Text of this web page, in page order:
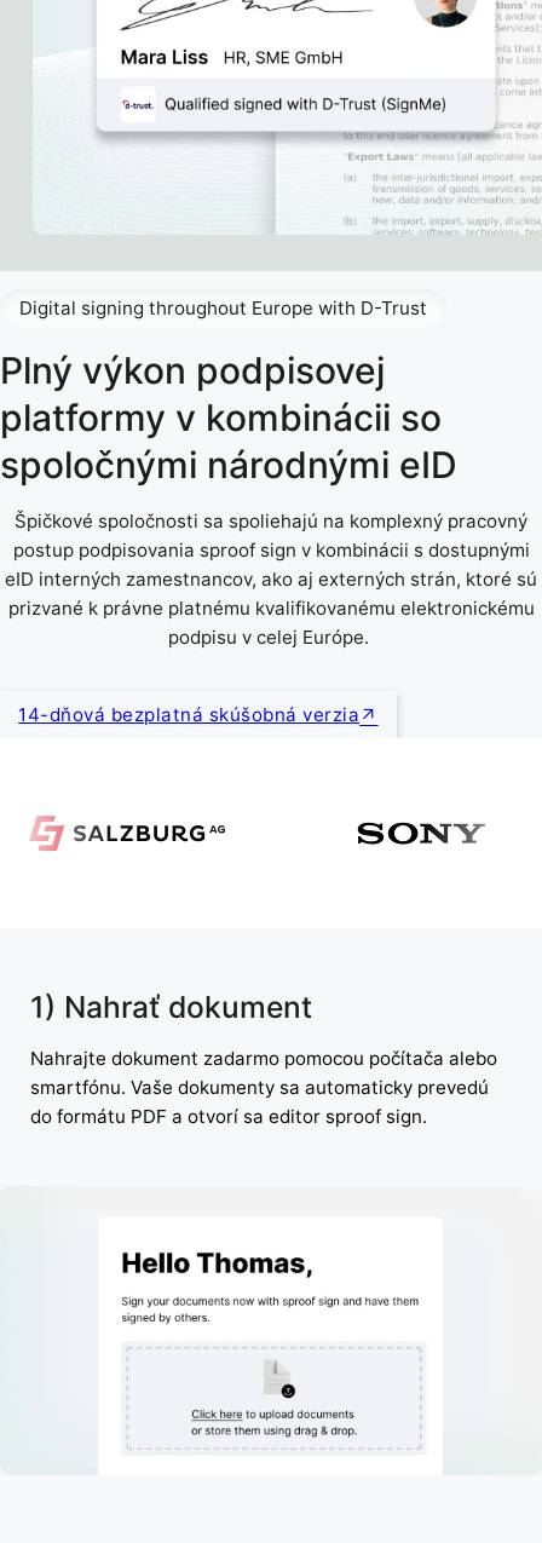
Plný výkon podpisovej
platformy v kombinácii so
spoločnými národnými eID
Špičkové spoločnosti sa spoliehajú na komplexný pracovný
postup podpisovania sproof sign v kombinácii s dostupnými
eID interných zamestnancov, ako aj externých strán, ktoré sú
prizvané k právne platnému kvalifikovanému elektronickému
podpisu v celej Európe.
Digital signing throughout Europe with D-Trust
14-dňová bezplatná skúšobná verzia
1) Nahrať dokument
Nahrajte dokument zadarmo pomocou počítača alebo
smartfónu. Vaše dokumenty sa automaticky prevedú
do formátu PDF a otvorí sa editor sproof sign.